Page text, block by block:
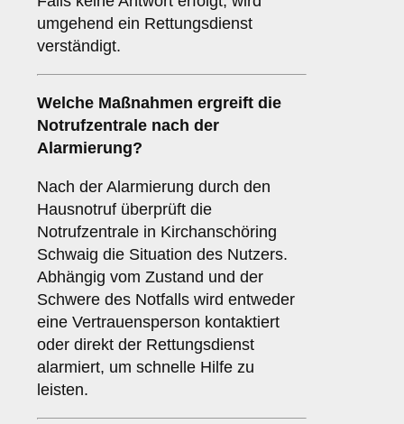
umgehend ein Rettungsdienst
verständigt.
Welche Maßnahmen ergreift die
Notrufzentrale nach der
Alarmierung?
Nach der Alarmierung durch den
Hausnotruf überprüft die
Notrufzentrale in Kirchanschöring
Schwaig die Situation des Nutzers.
Abhängig vom Zustand und der
Schwere des Notfalls wird entweder
eine Vertrauensperson kontaktiert
oder direkt der Rettungsdienst
alarmiert, um schnelle Hilfe zu
leisten.